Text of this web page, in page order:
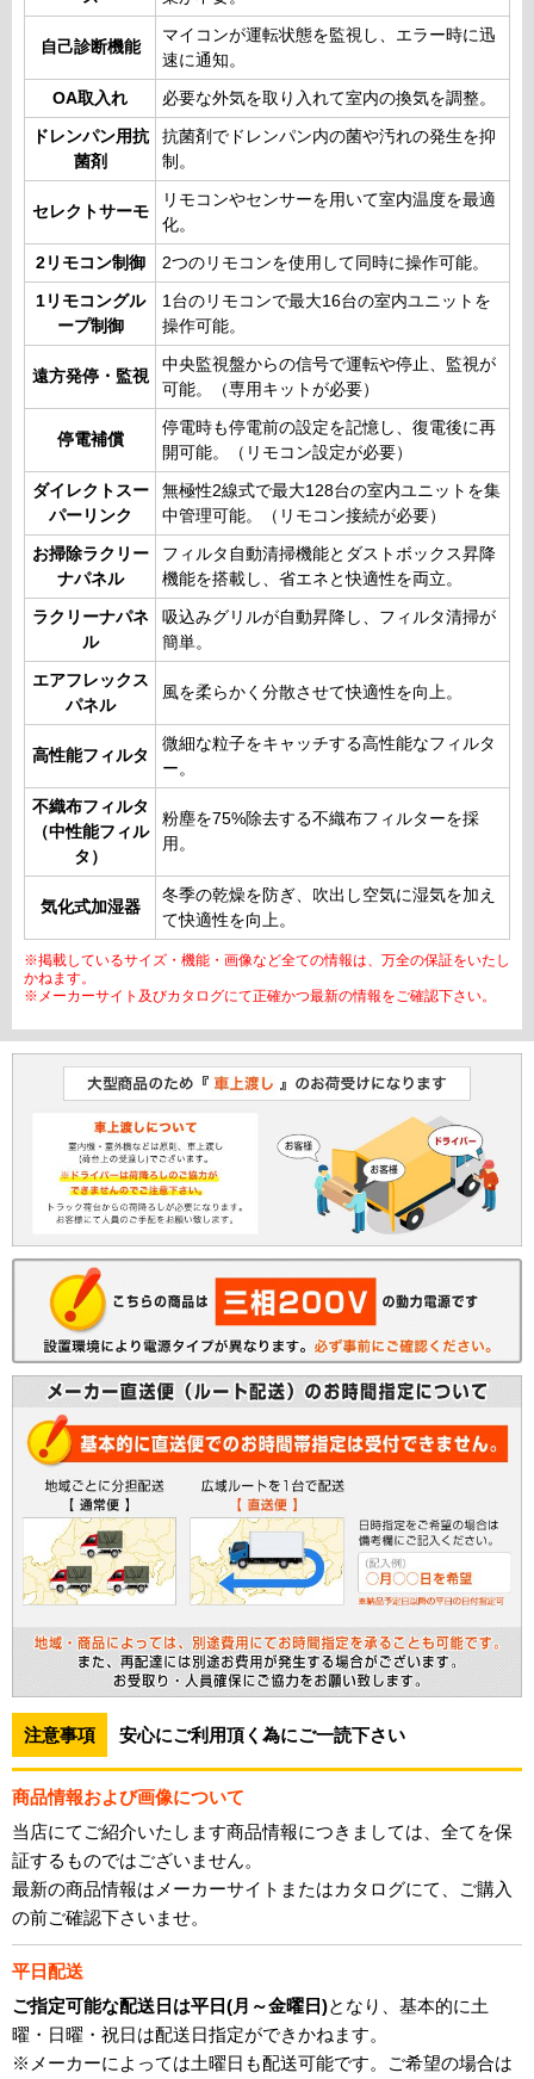
自己診断機能
マイコンが運転状態を監視し、エラー時に迅
速に通知。
OA取入れ 必要な外気を取り入れて室内の換気を調整。
ドレンパン用抗
菌剤
抗菌剤でドレンパン内の菌や汚れの発生を抑
制。
セレクトサーモ
リモコンやセンサーを用いて室内温度を最適
化。
2リモコン制御 2つのリモコンを使用して同時に操作可能。
1リモコングル
ープ制御
1台のリモコンで最大16台の室内ユニットを
操作可能。
遠方発停・監視
中央監視盤からの信号で運転や停止、監視が
可能。（専用キットが必要）
停電補償
停電時も停電前の設定を記憶し、復電後に再
開可能。（リモコン設定が必要）
ダイレクトスー
パーリンク
無極性2線式で最大128台の室内ユニットを集
中管理可能。（リモコン接続が必要）
お掃除ラクリー
ナパネル
フィルタ自動清掃機能とダストボックス昇降
機能を搭載し、省エネと快適性を両立。
ラクリーナパネ
ル
吸込みグリルが自動昇降し、フィルタ清掃が
簡単。
エアフレックス
パネル
風を柔らかく分散させて快適性を向上。
高性能フィルタ
微細な粒子をキャッチする高性能なフィルタ
ー。
不織布フィルタ
（中性能フィル
タ）
粉塵を75%除去する不織布フィルターを採
用。
気化式加湿器
冬季の乾燥を防ぎ、吹出し空気に湿気を加え
て快適性を向上。
※掲載しているサイズ・機能・画像など全ての情報は、万全の保証をいたし
かねます。
※メーカーサイト及びカタログにて正確かつ最新の情報をご確認下さい。
注意事項 安心にご利用頂く為にご一読下さい
商品情報および画像について
当店にてご紹介いたします商品情報につきましては、全てを保
証するものではございません。
最新の商品情報はメーカーサイトまたはカタログにて、ご購入
の前ご確認下さいませ。
平日配送
ご指定可能な配送日は平日(月～金曜日)となり、基本的に土
曜・日曜・祝日は配送日指定ができかねます。
※メーカーによっては土曜日も配送可能です。ご希望の場合は